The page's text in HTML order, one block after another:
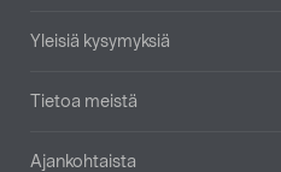
Yleisiä kysymyksiä
Tietoa meistä
Ajankohtaista